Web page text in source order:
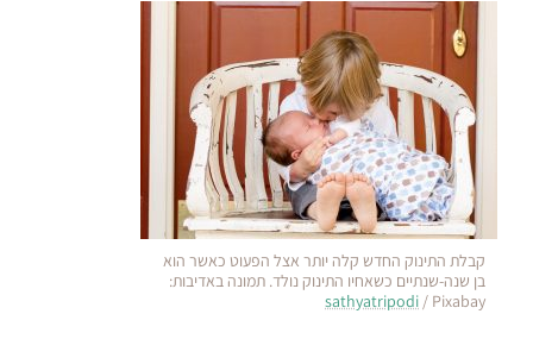
קבלת התינוק החדש קלה יותר אצל הפעוט כאשר הוא
בן שנה-שנתיים כשאחיו התינוק נולד. תמונה באדיבות:
sathyatripodi / Pixabay